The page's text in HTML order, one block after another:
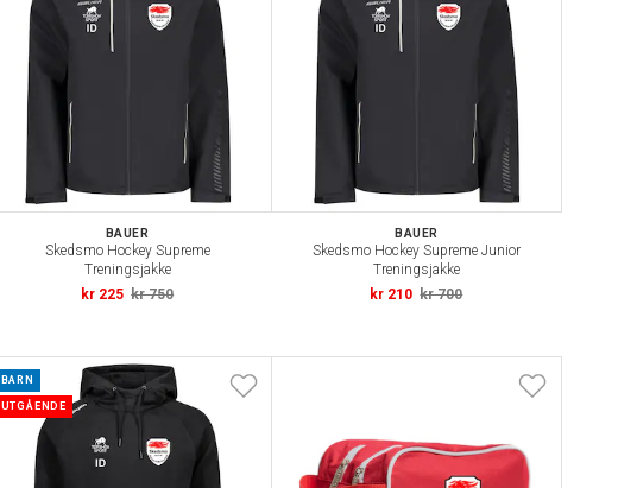
BAUER
Skedsmo Hockey Supreme
Treningsjakke
kr 225 kr 750
BAUER
Skedsmo Hockey Supreme Junior
Treningsjakke
kr 210 kr 700
BARN
UTGÅENDE